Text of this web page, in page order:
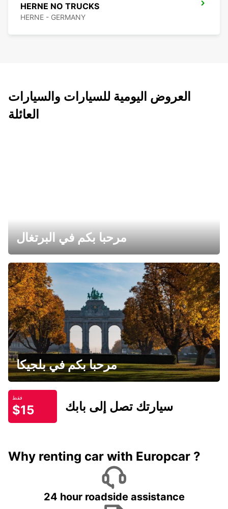
HERNE NO TRUCKS
HERNE - GERMANY
العروض اليومية للسيارات والسيارات
العائلة
مرحبا بكم في البرتغال
مرحبا بكم في بلجيكا
فقط
$15 سيارتك تصل إلى بابك
Why renting car with Europcar ?
24 hour roadside assistance